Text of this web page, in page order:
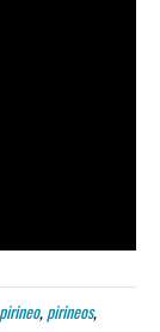
pirineo,pirineos,